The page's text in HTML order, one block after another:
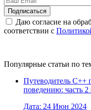
Даю согласие на
соответствии с
Популярные статьи по
Путеводитель C++
поведению: часть 2
Дата: 24 Июн 2024